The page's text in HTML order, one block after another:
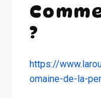
?
https://
omaine-de-la-